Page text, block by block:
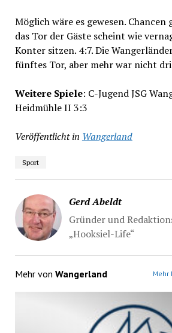
Möglich wäre es gewesen. Chancen
das Tor der Gäste scheint wie
Konter sitzen. 4:7. Die
fünftes Tor, aber mehr war nicht
Weitere Spiele: C-Jugend JSG
Heidmühle II 3:3
Veröffentlicht in Wangerland
Sport
Gerd Abeldt
Gründer und
„Hooksiel-Life“
Mehr von Wangerland Mehr